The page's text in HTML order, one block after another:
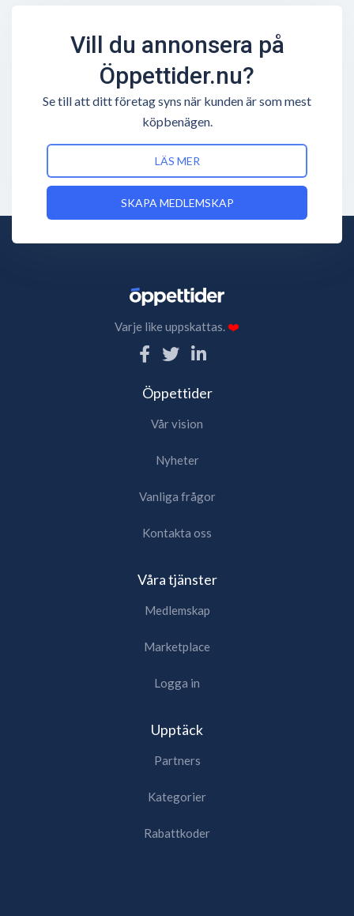
Vill du annonsera på
Öppettider.nu?
Se till att ditt företag syns när kunden är som mest
köpbenägen.
LÄS MER
SKAPA MEDLEMSKAP
Varje like uppskattas.❤️
Öppettider
Vår vision
Nyheter
Vanliga frågor
Kontakta oss
Våra tjänster
Medlemskap
Marketplace
Logga in
Upptäck
Partners
Kategorier
Rabattkoder